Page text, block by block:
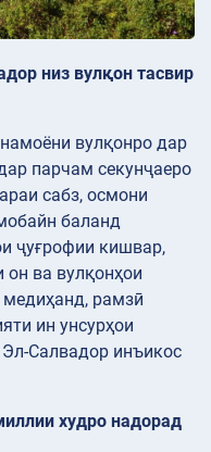
низ вулқон тасвир
вулқонро дар
парчам секунҷаеро
сабз, осмони
баланд
ҷуғрофии кишвар,
ва вулқонҳои
рамзӣ
ин унсурҳои
Салвадор инъикос
худро надорад